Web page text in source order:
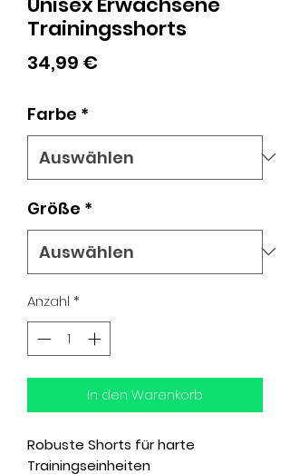
Trainingsshorts
34,99 €Preis
Farbe *
Größe *
Anzahl *
In den Warenkorb
Robuste Shorts für harte
Trainingseinheiten